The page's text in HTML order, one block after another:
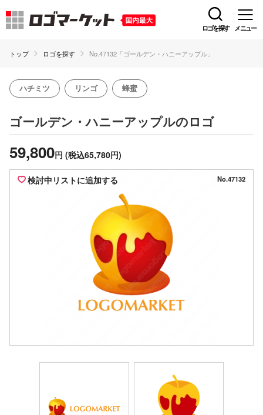
ロゴを探す メニュー
トップ ロゴを探す No.47132「ゴールデン・ハニーアップル」
ハチミツ リンゴ 蜂蜜
ゴールデン・ハニーアップルのロゴ
59,800円 (税込65,780円)
検討中リストに追加する No.47132